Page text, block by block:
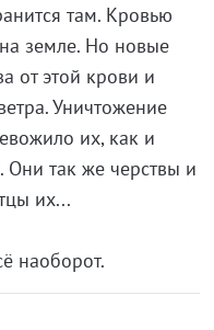
там. Кровью
земле. Но новые
от этой крови и
Уничтожение
их, как и
Они так же черствы и
их...
наоборот.